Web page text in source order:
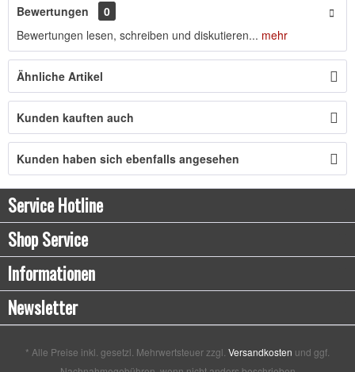
Bewertungen
0
Bewertungen lesen, schreiben und diskutieren... mehr
Ähnliche Artikel
Kunden kauften auch
Kunden haben sich ebenfalls angesehen
Service Hotline
Shop Service
Informationen
Newsletter
* Alle Preise inkl. gesetzl. Mehrwertsteuer zzgl. Versandkosten und ggf.